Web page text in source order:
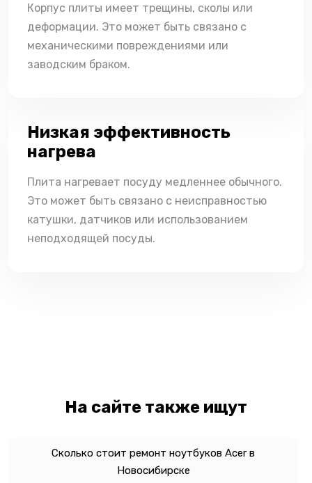
Корпус плиты имеет трещины, сколы или
деформации. Это может быть связано с
механическими повреждениями или
заводским браком.
Низкая эффективность
нагрева
Плита нагревает посуду медленнее обычного.
Это может быть связано с неисправностью
катушки, датчиков или использованием
неподходящей посуды.
На сайте также ищут
Сколько стоит ремонт ноутбуков Acer в
Новосибирске